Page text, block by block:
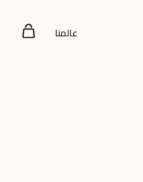
عالمنا